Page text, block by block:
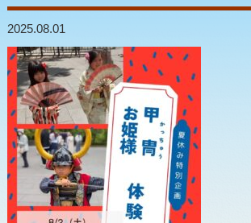
2025.08.01